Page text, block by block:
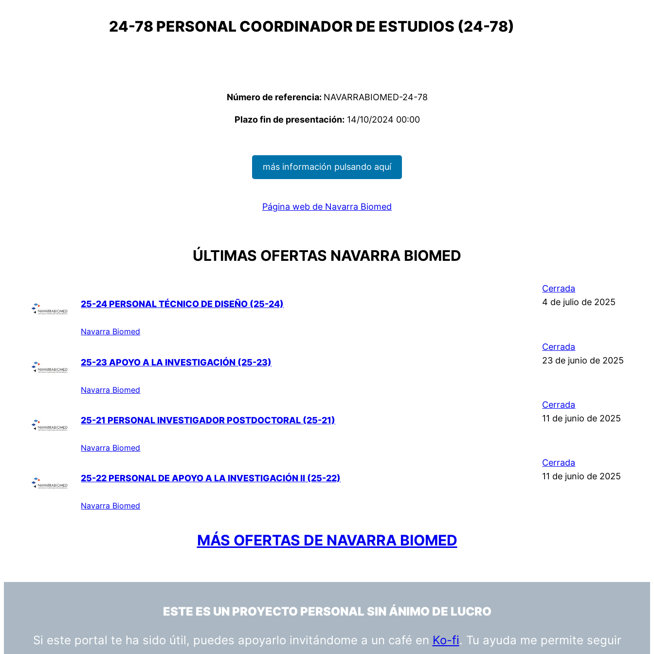
24-78 PERSONAL COORDINADOR DE ESTUDIOS (24-78)
Número de referencia: NAVARRABIOMED-24-78
Plazo fin de presentación: 14/10/2024 00:00
más información pulsando aquí
Página web de Navarra Biomed
ÚLTIMAS OFERTAS NAVARRA BIOMED
25-24 PERSONAL TÉCNICO DE DISEÑO (25-24)
Navarra Biomed
Cerrada
4 de julio de 2025
25-23 APOYO A LA INVESTIGACIÓN (25-23)
Navarra Biomed
Cerrada
23 de junio de 2025
25-21 PERSONAL INVESTIGADOR POSTDOCTORAL (25-21)
Navarra Biomed
Cerrada
11 de junio de 2025
25-22 PERSONAL DE APOYO A LA INVESTIGACIÓN II (25-22)
Navarra Biomed
Cerrada
11 de junio de 2025
MÁS OFERTAS DE NAVARRA BIOMED
ESTE ES UN PROYECTO PERSONAL SIN ÁNIMO DE LUCRO
Si este portal te ha sido útil, puedes apoyarlo invitándome a un café en Ko-fi. Tu ayuda me permite seguir